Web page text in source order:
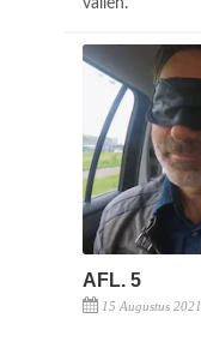
AFL. 5
15 Augustus 2021